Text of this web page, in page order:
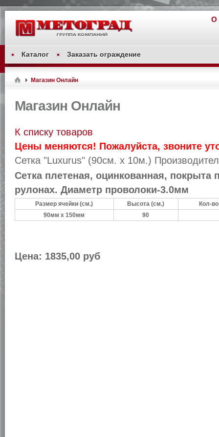
О
Каталог Заказать ограждение
Магазин Онлайн
Магазин Онлайн
К списку товаров
Цены меняются! Пожалуйста, звоните
Сетка "Luxurus" (90см. х 10м.)
Сетка плетеная, оцинкованная, покрыта
рулонах. Диаметр проволоки-3.0мм
Размер ячейки (см.) Высота (см.)
Кол-
90мм х 150мм
90
Цена: 1835,00 руб